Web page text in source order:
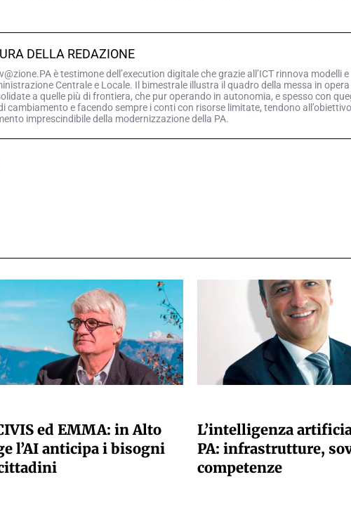
DELLA REDAZIONE
è testimone dell’execution digitale che grazie all’ICT rinnova modelli
Centrale e Locale. Il bimestrale illustra il quadro della messa in
a quelle più di frontiera, che pur operando in autonomia, e spesso con
cambiamento e facendo sempre i conti con risorse limitate, tendono
imprescindibile della modernizzazione della PA.
ed EMMA: in Alto
l’AI anticipa i bisogni
L’intelligenza
PA: infrastrutture,
competenze